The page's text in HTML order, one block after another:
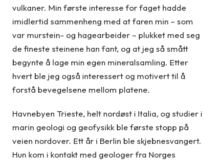
vulkaner. Min første interesse for faget hadde
imidlertid sammenheng med at faren min – som
var murstein- og hagearbeider – plukket med seg
de fineste steinene han fant, og at jeg så smått
begynte å lage min egen mineralsamling. Etter
hvert ble jeg også interessert og motivert til å
forstå bevegelsene mellom platene.
Havnebyen Trieste, helt nordøst i Italia, og studier i
marin geologi og geofysikk ble første stopp på
veien nordover. Ett år i Berlin ble skjebnesvangert.
Hun kom i kontakt med geologer fra Norges